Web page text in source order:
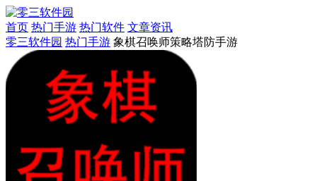
首页 热门手游 热门软件 文章资讯
零三软件园 热门手游 象棋召唤师策略塔防手游